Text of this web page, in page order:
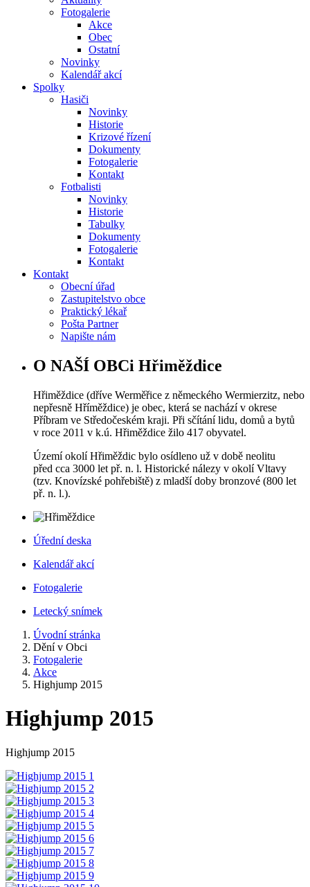
Fotogalerie
Akce
Obec
Ostatní
Novinky
Kalendář akcí
Spolky
Hasiči
Novinky
Historie
Krizové řízení
Dokumenty
Fotogalerie
Kontakt
Fotbalisti
Novinky
Historie
Tabulky
Dokumenty
Fotogalerie
Kontakt
Kontakt
Obecní úřad
Zastupitelstvo obce
Praktický lékař
Pošta Partner
Napište nám
O NAŠÍ OBCi Hřiměždice
Hřiměždice (dříve Werměřice z německého Wermierzitz, nebo
nepřesně Hříměždice) je obec, která se nachází v okrese
Příbram ve Středočeském kraji. Při sčítání lidu, domů a bytů
v roce 2011 v k.ú. Hřiměždice žilo 417 obyvatel.
Území okolí Hřiměždic bylo osídleno už v době neolitu
před cca 3000 let př. n. l. Historické nálezy v okolí Vltavy
(tzv. Knovízské pohřebiště) z mladší doby bronzové (800 let
př. n. l.).
Úřední deska
Kalendář akcí
Fotogalerie
Letecký snímek
Úvodní stránka
Dění v Obci
Fotogalerie
Akce
Highjump 2015
Highjump 2015
Highjump 2015